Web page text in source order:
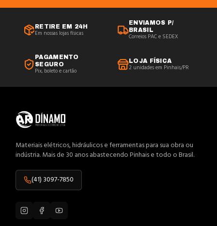
RETIRE EM 24H
Em nossas lojas físicas
ENVIAMOS P/
BRASIL
Correios PAC e SEDEX
PAGAMENTO
SEGURO
Pix, boleto e cartão
LOJA FÍSICA
2 unidades em Pinhais/PR
Materiais elétricos, hidráulicos e ferramentas para sua obra ou
indústria. Mais de 30 anos abastecendo Pinhais e todo o Brasil.
(41) 3097-7850